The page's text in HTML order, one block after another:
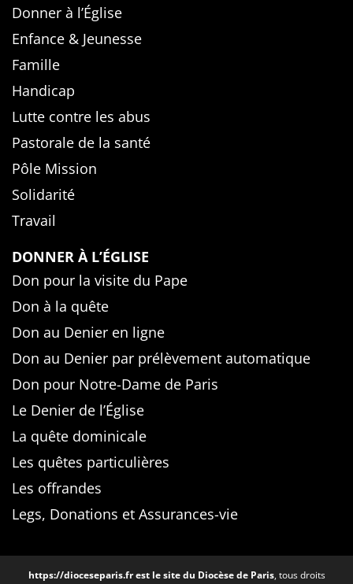
Donner à l’Église
Enfance & Jeunesse
Famille
Handicap
Lutte contre les abus
Pastorale de la santé
Pôle Mission
Solidarité
Travail
DONNER À L’ÉGLISE
Don pour la visite du Pape
Don à la quête
Don au Denier en ligne
Don au Denier par prélèvement automatique
Don pour Notre-Dame de Paris
Le Denier de l’Église
La quête dominicale
Les quêtes particulières
Les offrandes
Legs, Donations et Assurances-vie
https://dioceseparis.frest le site du Diocèse de Paris, tous droits